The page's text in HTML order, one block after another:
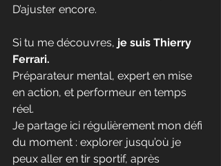
D’ajuster encore.
Si tu me découvres, je suis Thierry
Ferrari.
Préparateur mental, expert en mise
en action, et performeur en temps
réel.
Je partage ici régulièrement mon défi
du moment : explorer jusqu’où je
peux aller en tir sportif, après